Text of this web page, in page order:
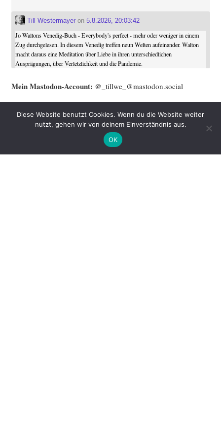
Till Westermayeron 5.8.2026, 20:03:42
Jo Waltons Venedig-Buch - Everybody's perfect - mehr oder weniger in einem
Zug durchgelesen. In diesem Venedig treffen neun Welten aufeinander. Walton
macht daraus eine Meditation über Liebe in ihren unterschiedlichen
Ausprägungen, über Verletzlichkeit und die Pandemie.
Mein Mast­o­don-Account: @_tillwe_@mastodon.social
Benach­rich­ti­gung per Mail oder das gute alteRSS.
Diese Website benutzt Cookies. Wenn du die Website weiter
nutzt, gehen wir von deinem Einverständnis aus.
OK